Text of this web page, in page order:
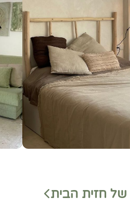
חזית הבית